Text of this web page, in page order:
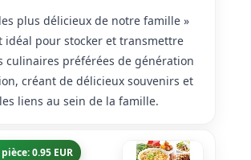
plus délicieux de notre famille »
idéal pour stocker et transmettre
culinaires préférées de génération
créant de délicieux souvenirs et
liens au sein de la famille.
0.95 EUR